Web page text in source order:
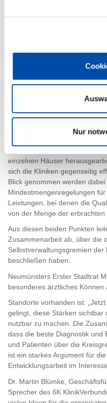
Nur
Punkte für die ersten
zukunftsorientierten
einen soll geprüft werden, ob
Vordergrund stehen dabei
gemeinsame
Zum anderen sollen die
Geschäftsführer der
einzelnen Häuser
sich die Kliniken gegenseitig
Blick genommen werden
Mindestmengenregelungen
Leistungen, bei denen die
von der Menge der erbrachten
Aus diesen beiden Punkten
Zusammenarbeit ab, über die
Selbstverwaltungsgremien
beschließen haben.
Neumünsters Erster Stadtrat
besonderes ärztliches Können
Standorte vorhanden ist:
gelingt, diese Stärken
nutzbar zu machen. Die
dass die beste Diagnostik und
und Patienten über die
ist ein starkes Argument für
Entwicklungsarbeit im
Dr. Martin Blümke,
Sprecher des 6K